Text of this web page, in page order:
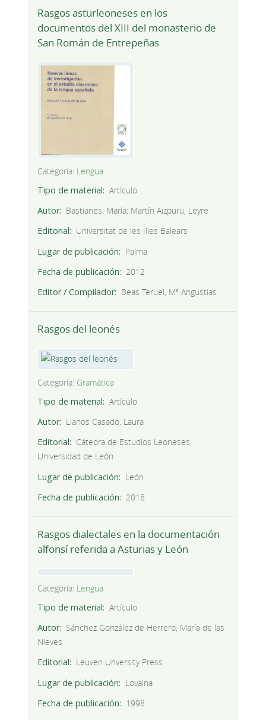
Rasgos asturleoneses en los
documentos del XIII del monasterio de
San Román de Entrepeñas
Categoría: Lengua
Tipo de material
Artículo
Autor
Bastianes, María; Martín Aizpuru, Leyre
Editorial
Universitat de les Illes Balears
Lugar de publicación
Palma
Fecha de publicación
2012
Editor / Compilador
Beas Teruel, Mª Angustias
Rasgos del leonés
Categoría: Gramática
Tipo de material
Artículo
Autor
Llanos Casado, Laura
Editorial
Cátedra de Estudios Leoneses,
Universidad de León
Lugar de publicación
León
Fecha de publicación
2018
Rasgos dialectales en la documentación
alfonsí referida a Asturias y León
Categoría: Lengua
Tipo de material
Artículo
Autor
Sánchez González de Herrero, María de las
Nieves
Editorial
Leuven Unversity Press
Lugar de publicación
Lovaina
Fecha de publicación
1998